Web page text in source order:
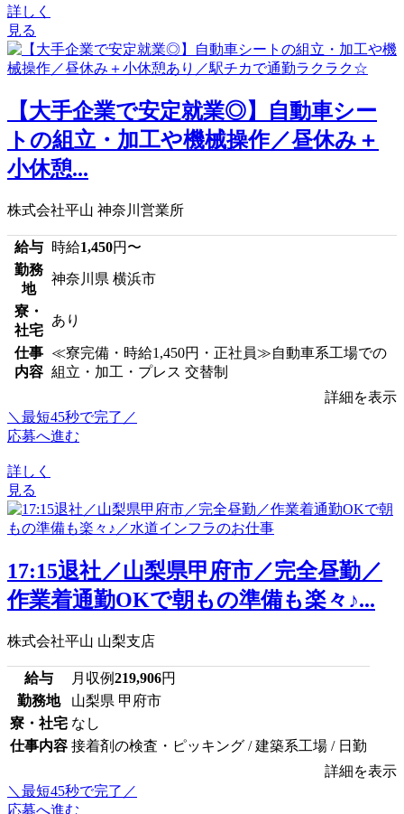
詳しく
見る
【大手企業で安定就業◎】自動車シー
トの組立・加工や機械操作／昼休み＋
小休憩...
株式会社平山 神奈川営業所
給与 時給1,450円〜
勤務
地
神奈川県 横浜市
寮・
社宅
あり
仕事
内容
≪寮完備・時給1,450円・正社員≫自動車系工場での
組立・加工・プレス 交替制
詳細を表示
＼最短45秒で完了／
応募へ進む
詳しく
見る
17:15退社／山梨県甲府市／完全昼勤／
作業着通勤OKで朝もの準備も楽々♪...
株式会社平山 山梨支店
給与 月収例219,906円
勤務地
山梨県 甲府市
寮・社宅 なし
仕事内容 接着剤の検査・ピッキング / 建築系工場 / 日勤
詳細を表示
＼最短45秒で完了／
応募へ進む